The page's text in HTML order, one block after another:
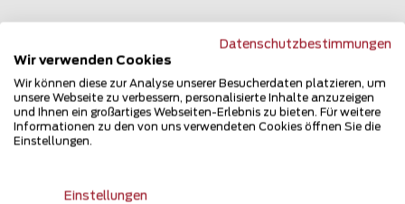
Puls des Marktes
Datenschutzbestimmungen
Wir verwenden Cookies
Wir können diese zur Analyse unserer Besucherdaten platzieren, um
unsere Webseite zu verbessern, personalisierte Inhalte anzuzeigen
und Ihnen ein großartiges Webseiten-Erlebnis zu bieten. Für weitere
Informationen zu den von uns verwendeten Cookies öffnen Sie die
Einstellungen.
Einstellungen